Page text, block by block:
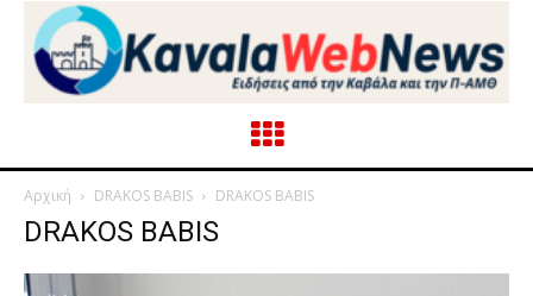
Αρχική DRAKOS BABIS DRAKOS BABIS
DRAKOS BABIS